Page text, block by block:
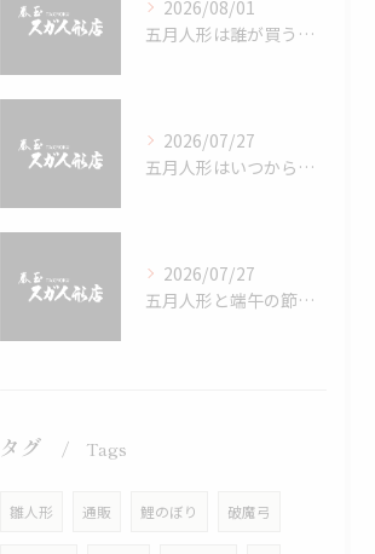
2026/08/01
五月人形は誰が買うのか端午の節句における現代の選び方と家族で納得できる決め方
2026/07/27
五月人形はいつからいつまで飾るのが正解？端午の節句のしきたりと家庭で守りたい大切な準備ガイド
2026/07/27
五月人形と端午の節句を家族で祝う具体的な準備とお祝いマナーのすべて
タグ Tags
雛人形 通販 鯉のぼり 破魔弓